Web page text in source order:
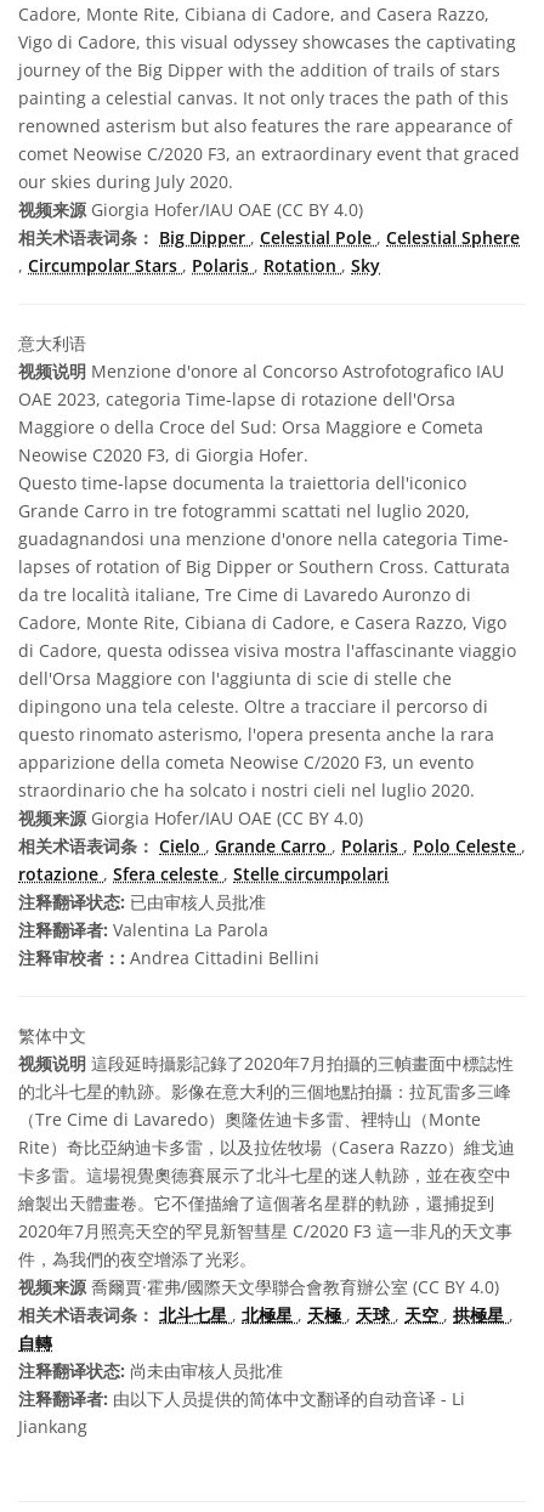
Cadore, Monte Rite, Cibiana di Cadore, and Casera Razzo,
Vigo di Cadore, this visual odyssey showcases the captivating
journey of the Big Dipper with the addition of trails of stars
painting a celestial canvas. It not only traces the path of this
renowned asterism but also features the rare appearance of
comet Neowise C/2020 F3, an extraordinary event that graced
our skies during July 2020.
视频来源 Giorgia Hofer/IAU OAE (CC BY 4.0)
相关术语表词条： Big Dipper , Celestial Pole , Celestial Sphere
, Circumpolar Stars , Polaris , Rotation , Sky
意大利语
视频说明 Menzione d'onore al Concorso Astrofotografico IAU
OAE 2023, categoria Time-lapse di rotazione dell'Orsa
Maggiore o della Croce del Sud: Orsa Maggiore e Cometa
Neowise C2020 F3, di Giorgia Hofer.
Questo time-lapse documenta la traiettoria dell'iconico
Grande Carro in tre fotogrammi scattati nel luglio 2020,
guadagnandosi una menzione d'onore nella categoria Time-
lapses of rotation of Big Dipper or Southern Cross. Catturata
da tre località italiane, Tre Cime di Lavaredo Auronzo di
Cadore, Monte Rite, Cibiana di Cadore, e Casera Razzo, Vigo
di Cadore, questa odissea visiva mostra l'affascinante viaggio
dell'Orsa Maggiore con l'aggiunta di scie di stelle che
dipingono una tela celeste. Oltre a tracciare il percorso di
questo rinomato asterismo, l'opera presenta anche la rara
apparizione della cometa Neowise C/2020 F3, un evento
straordinario che ha solcato i nostri cieli nel luglio 2020.
视频来源 Giorgia Hofer/IAU OAE (CC BY 4.0)
相关术语表词条： Cielo , Grande Carro , Polaris , Polo Celeste ,
rotazione , Sfera celeste , Stelle circumpolari
注释翻译状态: 已由审核人员批准
注释翻译者: Valentina La Parola
注释审校者：: Andrea Cittadini Bellini
繁体中文
视频说明 這段延時攝影記錄了2020年7月拍攝的三幀畫面中標誌性
的北斗七星的軌跡。影像在意大利的三個地點拍攝：拉瓦雷多三峰
（Tre Cime di Lavaredo）奧隆佐迪卡多雷、裡特山（Monte
Rite）奇比亞納迪卡多雷，以及拉佐牧場（Casera Razzo）維戈迪
卡多雷。這場視覺奧德賽展示了北斗七星的迷人軌跡，並在夜空中
繪製出天體畫卷。它不僅描繪了這個著名星群的軌跡，還捕捉到
2020年7月照亮天空的罕見新智彗星 C/2020 F3 這一非凡的天文事
件，為我們的夜空增添了光彩。
视频来源 喬爾賈·霍弗/國際天文學聯合會教育辦公室 (CC BY 4.0)
相关术语表词条： 北斗七星 , 北極星 , 天極 , 天球 , 天空 , 拱極星 ,
自轉
注释翻译状态: 尚未由审核人员批准
注释翻译者: 由以下人员提供的简体中文翻译的自动音译 - Li
Jiankang